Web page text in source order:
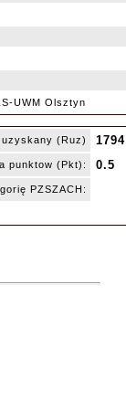
UWM Olsztyn
uzyskany (Ruz) 1794
punktow (Pkt): 0.5
PZSZACH: